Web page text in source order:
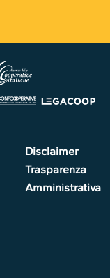
Disclaimer
Trasparenza
Amministrativa